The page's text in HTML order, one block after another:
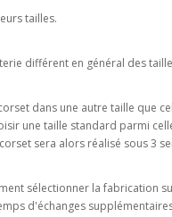
tailles.
différent en général des
dans une autre taille que
une taille standard parmi
sera alors réalisé sous 3
sélectionner la fabrication
d'échanges